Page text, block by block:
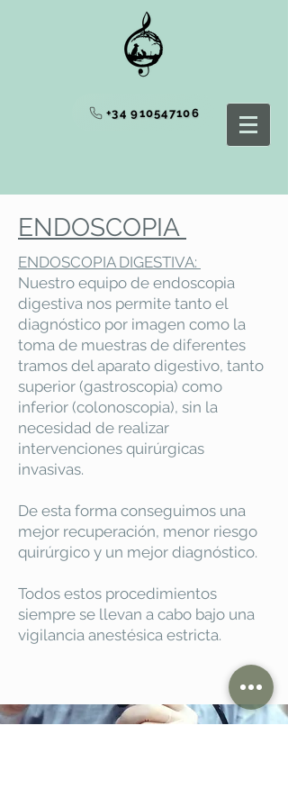
+34 910547106
ENDOSCOPIA
ENDOSCOPIA DIGESTIVA:
Nuestro equipo de endoscopia
digestiva nos permite tanto el
diagnóstico por imagen como la
toma de muestras de diferentes
tramos del aparato digestivo, tanto
superior (gastroscopia) como
inferior (colonoscopia), sin la
necesidad de realizar
intervenciones quirúrgicas
invasivas.
De esta forma conseguimos una
mejor recuperación, menor riesgo
quirúrgico y un mejor diagnóstico.
Todos estos procedimientos
siempre se llevan a cabo bajo una
vigilancia anestésica estricta.